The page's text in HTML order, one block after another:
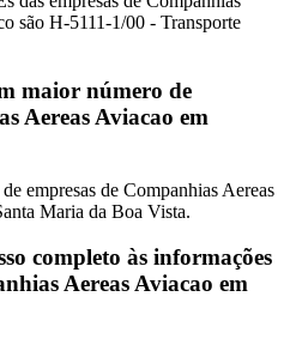
são H-5111-1/00 - Transporte
maior número de
Aereas Aviacao em
empresas de Companhias Aereas
Maria da Boa Vista.
completo às informações
Aereas Aviacao em